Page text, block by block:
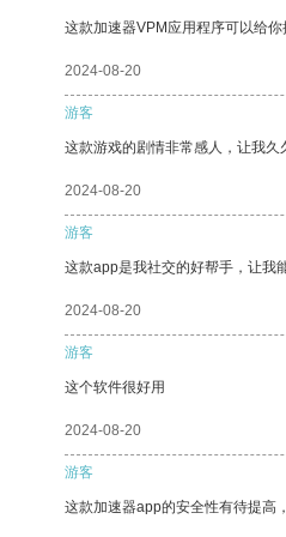
这款加速器VPM应用程序可以给你
2024-08-20
游客
这款游戏的剧情非常感人，让我久
2024-08-20
游客
这款app是我社交的好帮手，让我
2024-08-20
游客
这个软件很好用
2024-08-20
游客
这款加速器app的安全性有待提高